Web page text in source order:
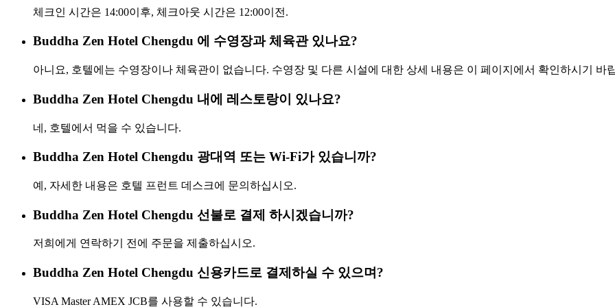
체크인 시간은 14:00이후, 체크아웃 시간은 12:00이전.
Buddha Zen Hotel Chengdu 에 수영장과 체육관 있나요?
아니요, 호텔에는 수영장이나 체육관이 없습니다. 수영장 및 다른 시설에 대한 상세 내용은 이 페이지에서 확인하시기 바
Buddha Zen Hotel Chengdu 내에 레스토랑이 있나요?
네, 호텔에서 먹을 수 있습니다.
Buddha Zen Hotel Chengdu 광대역 또는 Wi-Fi가 있습니까?
예, 자세한 내용은 호텔 프런트 데스크에 문의하십시오.
Buddha Zen Hotel Chengdu 선불로 결제 하시겠습니까?
저희에게 연락하기 전에 주문을 제출하십시오.
Buddha Zen Hotel Chengdu 신용카드로 결제하실 수 있으며?
VISA Master AMEX JCB를 사용할 수 있습니다.